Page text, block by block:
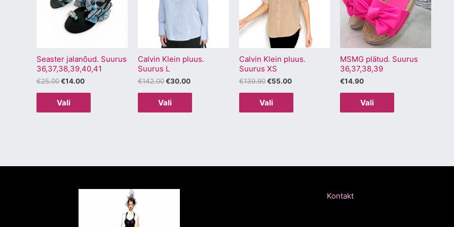
Seaster jalanõud. Suurus
36,37,38,39,40,41
€25.00€14.00
Vali
mitu
varianti.
Valikuid
teha
tootelehel.
Calvin Klein pluus.
Suurus L
€142.00 €30.00
Vali
mitu
varianti.
Valikuid
saab
teha
Calvin Klein pluus.
Suurus XS
€139.90 €55.00
Vali
mitu
varianti.
Valikuid
saab
teha
MSMG plätud. Suurus
36,37,38,39
€14.90
Vali
mitu
varianti.
Valikuid
saab
teha
Kontakt